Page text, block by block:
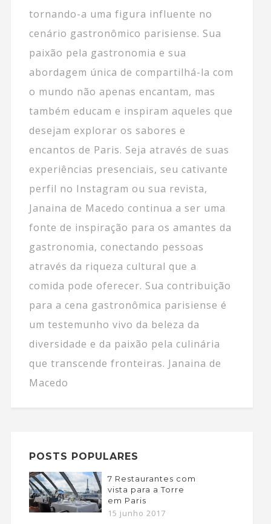
tornando-a uma figura influente no
cenário gastronômico parisiense. Sua
paixão pela gastronomia e sua
abordagem única de compartilhá-la com
o mundo não apenas encantam, mas
também educam e inspiram aqueles que
desejam explorar os sabores e
encantos de Paris. Seja através de suas
experiências presenciais, seu cativante
perfil no Instagram ou sua revista,
Janaina de Macedo continua a ser uma
fonte de inspiração para os amantes da
gastronomia, conectando pessoas
através da riqueza cultural que a
comida pode oferecer. Sua contribuição
para a cena gastronômica parisiense é
um testemunho vivo da beleza da
diversidade e da paixão pela culinária
que transcende fronteiras. Janaina de
Macedo
POSTS POPULARES
7 Restaurantes com
vista para a Torre
em Paris
15 junho 2017